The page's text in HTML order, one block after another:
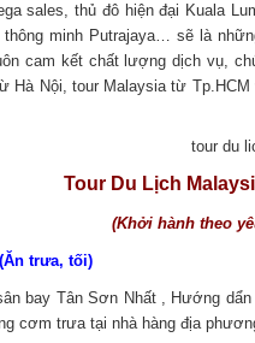
sales, thủ đô hiện đại Kuala
minh Putrajaya… sẽ là
cam kết chất lượng dịch vụ,
Hà Nội, tour Malaysia từ
Tour Du Lịch
(Khởi hành theo
trưa, tối)
bay Tân Sơn Nhất , Hướng
cơm trưa tại nhà hàng địa